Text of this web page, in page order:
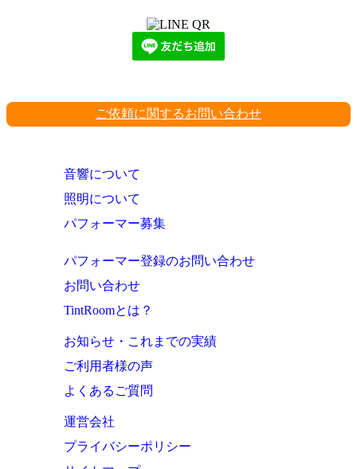
ご依頼に関するお問い合わせ
音響について
照明について
パフォーマー募集
パフォーマー登録のお問い合わせ
お問い合わせ
TintRoomとは？
お知らせ・これまでの実績
ご利用者様の声
よくあるご質問
運営会社
プライバシーポリシー